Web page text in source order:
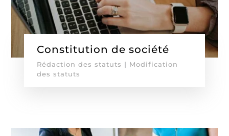
Constitution de société
Rédaction des statuts | Modification
des statuts